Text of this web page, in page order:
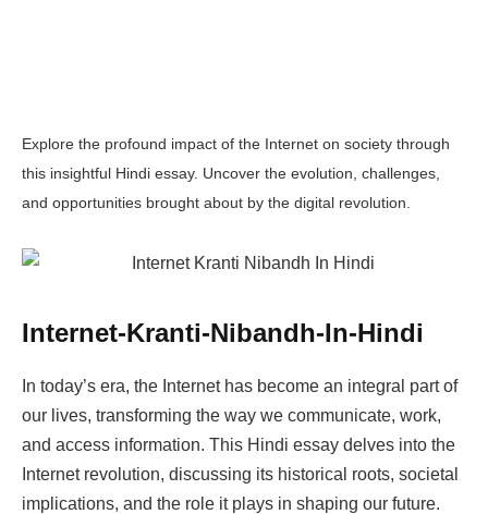
Explore the profound impact of the Internet on society through
this insightful Hindi essay. Uncover the evolution, challenges,
and opportunities brought about by the digital revolution.
Internet-Kranti-Nibandh-In-Hindi
In today’s era, the Internet has become an integral part of
our lives, transforming the way we communicate, work,
and access information. This Hindi essay delves into the
Internet revolution, discussing its historical roots, societal
implications, and the role it plays in shaping our future.